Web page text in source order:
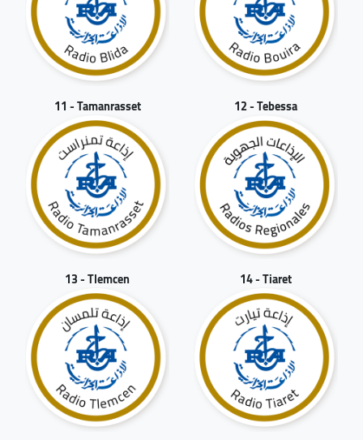
11 - Tamanrasset 12 - Tebessa
13 - Tlemcen 14 - Tiaret